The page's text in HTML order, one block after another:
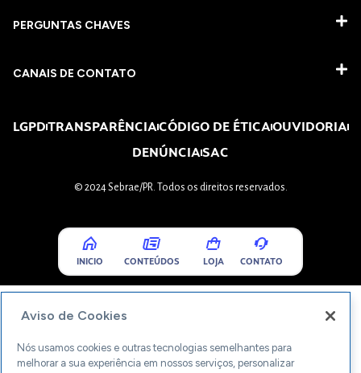
PERGUNTAS CHAVES​
CANAIS DE CONTATO
LGPDTRANSPARÊNCIACÓDIGO DE ÉTICAOUVIDORIA
DENÚNCIASAC
© 2024 Sebrae/PR. Todos os direitos reservados.
INICIO CONTEÚDOS LOJA CONTATO
Aviso de Cookies
Nós usamos cookies e outras tecnologias semelhantes para
melhorar a sua experiência em nossos serviços, personalizar